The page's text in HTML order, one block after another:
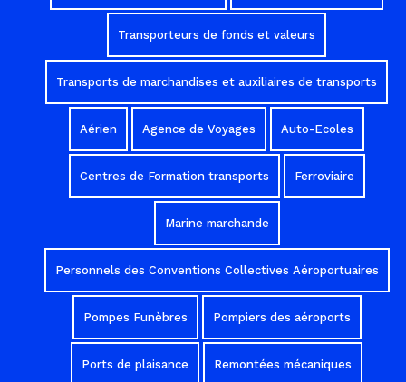
Transporteurs de fonds et valeurs
Transports de marchandises et auxiliaires de transports
Aérien Agence de Voyages Auto-Ecoles
Centres de Formation transports Ferroviaire
Marine marchande
Personnels des Conventions Collectives Aéroportuaires
Pompes Funèbres Pompiers des aéroports
Ports de plaisance Remontées mécaniques